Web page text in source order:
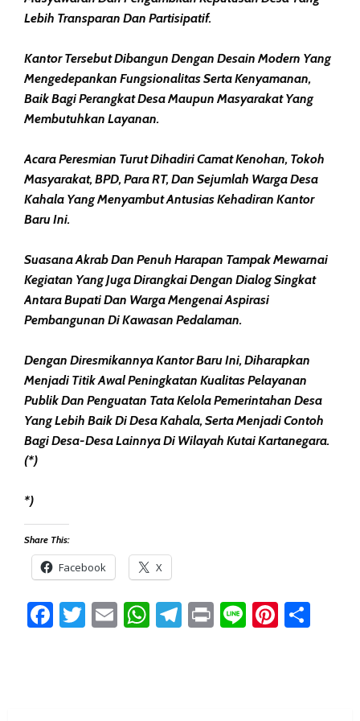
Lebih Transparan Dan Partisipatif.
Kantor Tersebut Dibangun Dengan Desain Modern Yang
Mengedepankan Fungsionalitas Serta Kenyamanan,
Baik Bagi Perangkat Desa Maupun Masyarakat Yang
Membutuhkan Layanan.
Acara Peresmian Turut Dihadiri Camat Kenohan, Tokoh
Masyarakat, BPD, Para RT, Dan Sejumlah Warga Desa
Kahala Yang Menyambut Antusias Kehadiran Kantor
Baru Ini.
Suasana Akrab Dan Penuh Harapan Tampak Mewarnai
Kegiatan Yang Juga Dirangkai Dengan Dialog Singkat
Antara Bupati Dan Warga Mengenai Aspirasi
Pembangunan Di Kawasan Pedalaman.
Dengan Diresmikannya Kantor Baru Ini, Diharapkan
Menjadi Titik Awal Peningkatan Kualitas Pelayanan
Publik Dan Penguatan Tata Kelola Pemerintahan Desa
Yang Lebih Baik Di Desa Kahala, Serta Menjadi Contoh
Bagi Desa-Desa Lainnya Di Wilayah Kutai Kartanegara.
(*)
*)
Share This:
Facebook X
Facebook
Twitter
EmailWhatsApp
Telegram
PrintLine